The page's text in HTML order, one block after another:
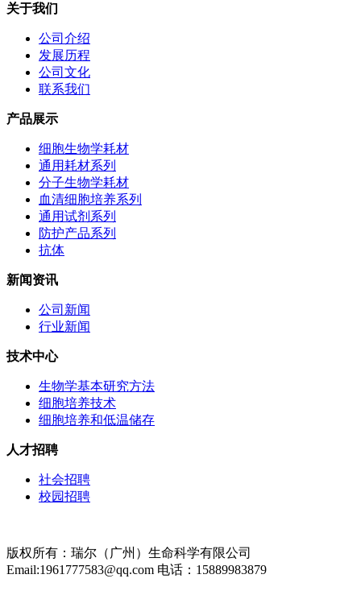
关于我们
公司介绍
发展历程
公司文化
联系我们
产品展示
细胞生物学耗材
通用耗材系列
分子生物学耗材
血清细胞培养系列
通用试剂系列
防护产品系列
抗体
新闻资讯
公司新闻
行业新闻
技术中心
生物学基本研究方法
细胞培养技术
细胞培养和低温储存
人才招聘
社会招聘
校园招聘
版权所有：瑞尔（广州）生命科学有限公司
Email:1961777583@qq.com 电话：15889983879